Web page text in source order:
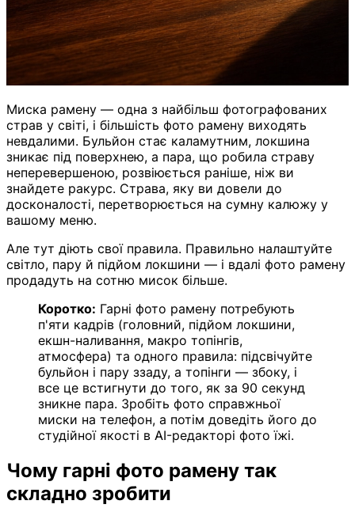
Миска рамену — одна з найбільш фотографованих
страв у світі, і більшість фото рамену виходять
невдалими. Бульйон стає каламутним, локшина
зникає під поверхнею, а пара, що робила страву
неперевершеною, розвіюється раніше, ніж ви
знайдете ракурс. Страва, яку ви довели до
досконалості, перетворюється на сумну калюжу у
вашому меню.
Але тут діють свої правила. Правильно налаштуйте
світло, пару й підйом локшини — і вдалі фото рамену
продадуть на сотню мисок більше.
Коротко: Гарні фото рамену потребують
п'яти кадрів (головний, підйом локшини,
екшн-наливання, макро топінгів,
атмосфера) та одного правила: підсвічуйте
бульйон і пару ззаду, а топінги — збоку, і
все це встигнути до того, як за 90 секунд
зникне пара. Зробіть фото справжньої
миски на телефон, а потім доведіть його до
студійної якості в AI-редакторі фото їжі.
Чому гарні фото рамену так
складно зробити